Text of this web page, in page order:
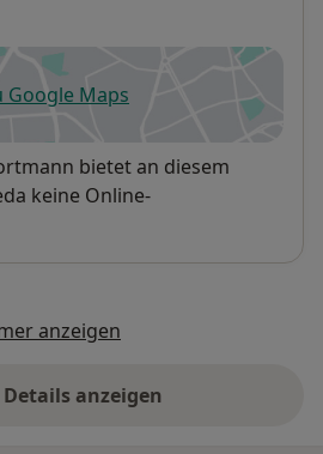
Google Maps
öffnet in einer neuen
bietet an diesem
keine Online-
anzeigen
anzeigen
über die Adresse